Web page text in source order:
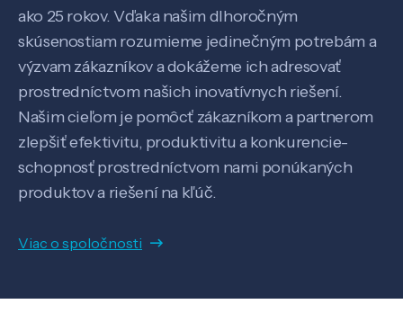
Pôsobenie
Know-how
O nás
SK EN
ako 25 rokov. Vďaka našim dlhoročným
skúsenostiam rozumieme jedinečným potrebám a
výzvam zákazníkov a dokážeme ich adresovať
prostredníctvom našich inovatívnych riešení.
Našim cieľom je pomôcť zákazníkom a partnerom
zlepšiť efektivitu, produktivitu a konkurencie-
schopnosť prostredníctvom nami ponúkaných
produktov a riešení na kľúč.
Viac o spoločnosti